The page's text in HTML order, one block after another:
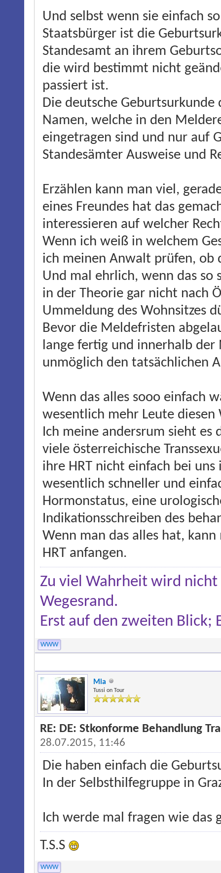
Und selbst wenn sie einfach
Staatsbürger ist die
Standesamt an ihrem
die wird bestimmt nicht
passiert ist.
Die deutsche
Namen, welche in den
eingetragen sind und nur auf
Standesämter Ausweise und
Erzählen kann man viel,
eines Freundes hat das
interessieren auf welcher
Wenn ich weiß in welchem
ich meinen Anwalt prüfen, ob
Und mal ehrlich, wenn das so
in der Theorie gar nicht nach
Ummeldung des Wohnsitzes
Bevor die Meldefristen
lange fertig und innerhalb der
unmöglich den tatsächlichen
Wenn das alles sooo einfach
wesentlich mehr Leute diesen
Ich meine andersrum sieht es
viele österreichische
ihre HRT nicht einfach bei
wesentlich schneller und
Hormonstatus, eine
Indikationsschreiben des
Wenn man das alles hat,
HRT anfangen.
Zu viel Wahrheit wird nicht
Wegesrand.
Erst auf den zweiten Blick;
WWW
Mia
Tussi on Tour
RE: DE: Stkonforme Behandlung
28.07.2015, 11:46
Die haben einfach die
In der Selbsthilfegruppe in
Ich werde mal fragen wie das
T.S.S
WWW